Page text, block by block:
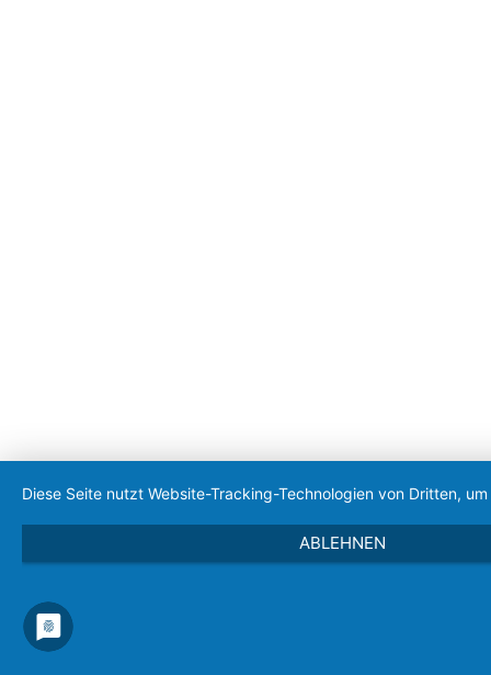
Diese Seite nutzt Website-Tracking-Technologien von Dritten,
ABLEHNEN